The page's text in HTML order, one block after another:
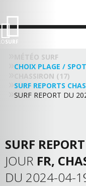
SURF
MÉTÉO SURF
CHOIX PLAGE / SPOT
CHASSIRON (17)
SURF REPORTS
SURF REPORT DU
SURF REPORT
JOUR FR,
DU 2024-04-